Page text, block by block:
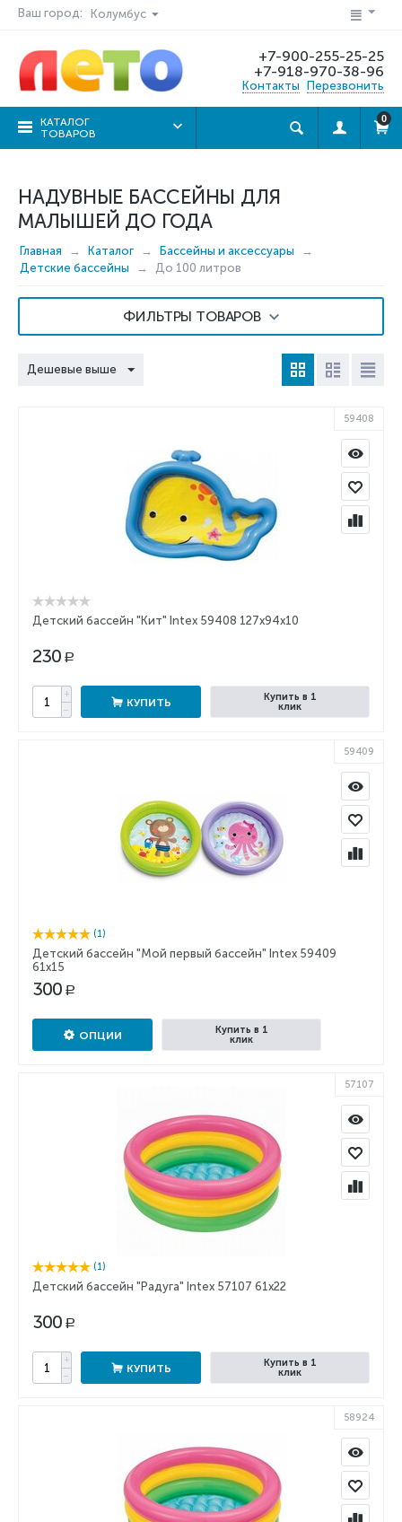
Ваш город: Колумбус
+7-900-255-25-25
+7-918-970-38-96
Контакты Перезвонить
КАТАЛОГ
ТОВАРОВ
0
НАДУВНЫЕ БАССЕЙНЫ ДЛЯ
МАЛЫШЕЙ ДО ГОДА
Главная Каталог
Бассейны и аксессуары
Детские бассейны
До 100 литров
ФИЛЬТРЫ ТОВАРОВ
Дешевые выше
59408
Детский бассейн "Кит" Intex 59408 127х94х10
230 Р
+
−
КУПИТЬ
Купить в 1
клик
59409
(1)
Детский бассейн "Мой первый бассейн" Intex 59409
61x15
300 Р
ОПЦИИ
Купить в 1
клик
57107
(1)
Детский бассейн "Радуга" Intex 57107 61х22
300 Р
+
−
КУПИТЬ
Купить в 1
клик
58924